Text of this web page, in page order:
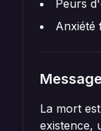
Peurs
Anxiété
La mort
existence,